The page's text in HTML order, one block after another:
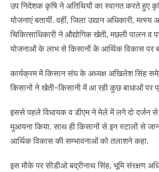
उप निदेशक कृषि ने अतिथियों का स्वागत करते हुए
योजनाएं बतायीं. वहीं, जिला उद्यान अधिकारी, मत्स्य
चिकित्साधिकारी ने औद्योगिक खेती, मछली पालन व
योजनाओं के लाभ से किसानों के आर्थिक विकास पर
कार्यक्रम में किसान संघ के अध्यक्ष अखिलेश सिंह
किसानों ने खेती-किसानी में आ रही कुछ बाधाओं पर
इससे पहले विधायक व डीएम ने मेले में लगे दो दर्जन
मुआयना किया. साथ ही किसानों से इन स्टालों से
आर्थिक विकास की सम्भावनाओं को तलाशने कहा.
इस मौके पर सीडीओ बद्रीनाथ सिंह, भूमि संरक्षण